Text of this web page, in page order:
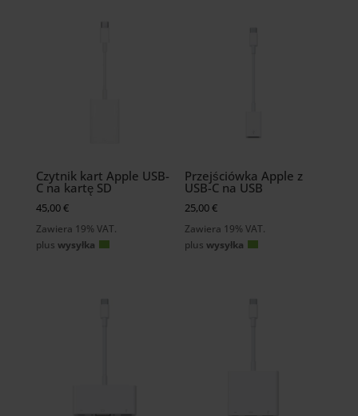
Czytnik kart Apple USB-
C na kartę SD
45,00€
Zawiera 19% VAT.
plus wysyłka
Przejściówka Apple z
USB-C na USB
25,00€
Zawiera 19% VAT.
pluswysyłka